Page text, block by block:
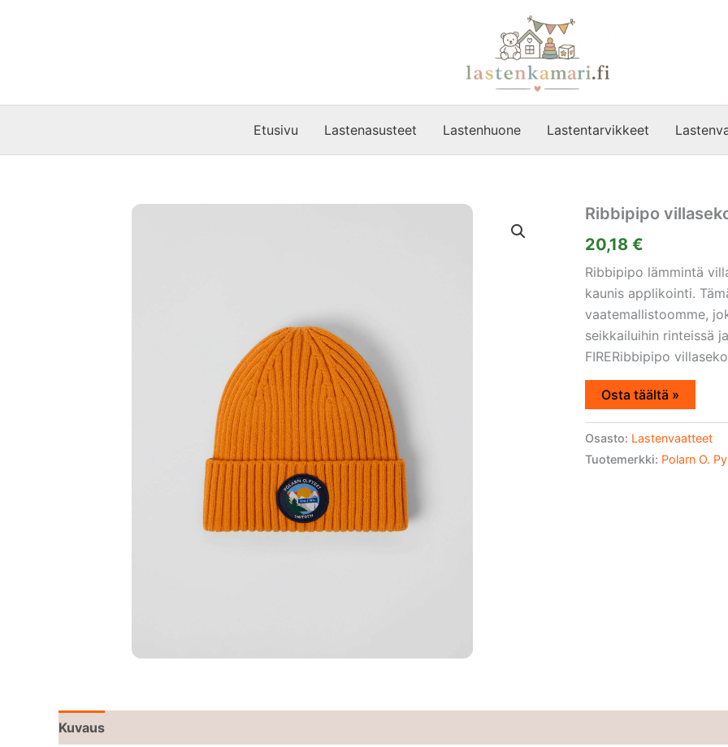
Etusivu Lastenasusteet Lastenhuone Lastentarvikkeet
Ribbipipo
20,18 €
Ribbipipo lämmintä
kaunis applikointi.
vaatemallistoomme,
seikkailuihin rinteissä
FIRERibbipipo
Osta täältä »
Osasto: Lastenvaatteet
Tuotemerkki: Polarn O.
Kuvaus